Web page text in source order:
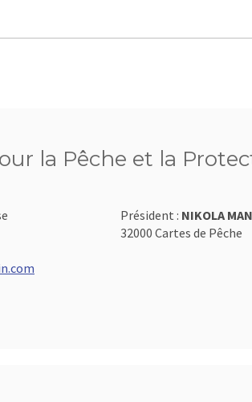
la Pêche et la
Président : NIKOLA
32000 Cartes de Pêche